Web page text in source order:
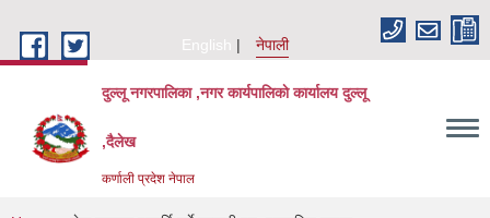
English
नेपाली
दुल्लू नगरपालिका ,नगर कार्यपालिकाे कार्यालय दुल्लू
,दैलेख
कर्णाली प्रदेश नेपाल